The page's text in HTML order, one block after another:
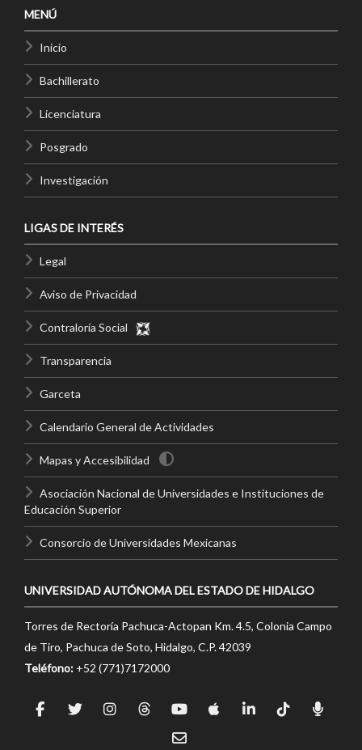
MENÚ
Inicio
Bachillerato
Licenciatura
Posgrado
Investigación
LIGAS DE INTERÉS
Legal
Aviso de Privacidad
Contraloría Social
Transparencia
Garceta
Calendario General de Actividades
Mapas y Accesibilidad
Asociación Nacional de Universidades e Instituciones de
Educación Superior
Consorcio de Universidades Mexicanas
UNIVERSIDAD AUTÓNOMA DEL ESTADO DE HIDALGO
Torres de Rectoría Pachuca-Actopan Km. 4.5, Colonia Campo
de Tiro, Pachuca de Soto, Hidalgo, C.P. 42039
Teléfono: +52 (771)7172000